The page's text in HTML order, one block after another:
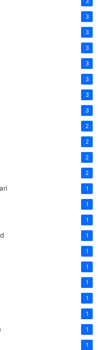
3
3
3
3
3
3
3
2
2
2
2
1
1
1
1
1
1
1
1
1
1
1